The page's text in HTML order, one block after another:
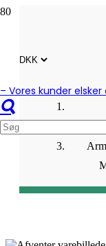
– Vores kunder elsker